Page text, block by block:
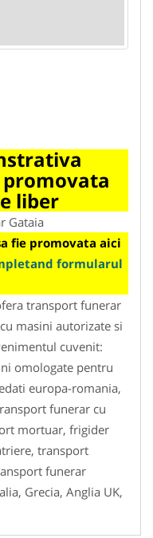
liber
Gataia
fie promovata aici
formularul
transport funerar
masini autorizate si
cuvenit:
omologate pentru
europa-romania,
funerar cu
mortuar, frigider
transport
funerar
Grecia, Anglia UK,